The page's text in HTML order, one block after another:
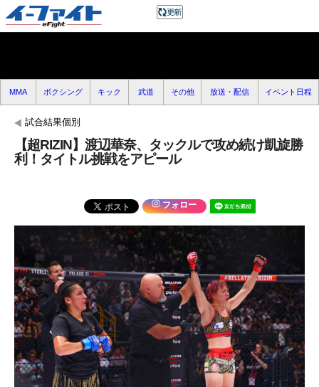
MMA ボクシング キック 武道 その他 放送・配信 イベント日程
試合結果個別
【超RIZIN】渡辺華奈、タックルで攻め続け凱旋勝
利！タイトル挑戦をアピール
フォロー